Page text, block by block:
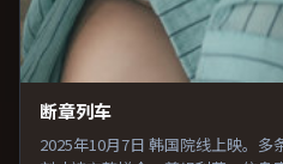
断章列车
2025年10月7日 韩国院线上映。